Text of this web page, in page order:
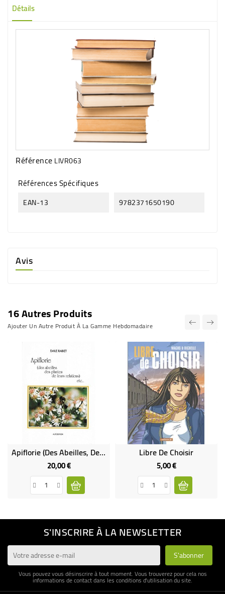
Détails
RéférenceLIVR063
Références Spécifiques
EAN-13 9782371650190
Avis
16 Autres Produits
Ajouter Un Autre Produit À La Gamme Hebdomadaire
Apiflorie (des Abeilles, Des Plantes, De Leurs Relations) Etc... (occasion)
20,00 €Prix
Libre De Choisir
5,00 €Prix
S'INSCRIRE À LA NEWSLETTER
Vous pouvez vous désinscrire à tout moment. Vous trouverez pour cela nos
informations de contact dans les conditions d'utilisation du site.